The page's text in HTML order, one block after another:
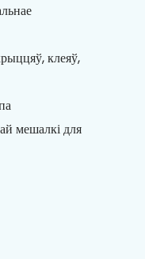
клеяў,
мешалкі для